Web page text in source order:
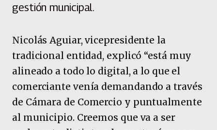
gestión municipal.
Nicolás Aguiar, vicepresidente la
tradicional entidad, explicó “está muy
alineado a todo lo digital, a lo que el
comerciante venía demandando a través
de Cámara de Comercio y puntualmente
al municipio. Creemos que va a ser